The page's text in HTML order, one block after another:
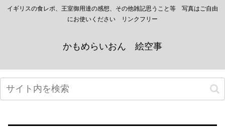
イギリスの食レポ、王室御用達の感想、その他雑記思うこと等 写真はご自由
にお使いください リンクフリー
かもめらいおん 絵空事